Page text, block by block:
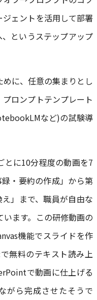
ェントを活用して部署
というステップアップ
に、任意の集まりとし
ロンプトテンプレート
など)の試験導
とに10分程度の動画を7
・要約の作成」から第
」まで、職員が自由な
ます。この研修動画の
機能でスライドを作
無料のテキスト読み上
で動画に仕上げる
がら完成させたそうで